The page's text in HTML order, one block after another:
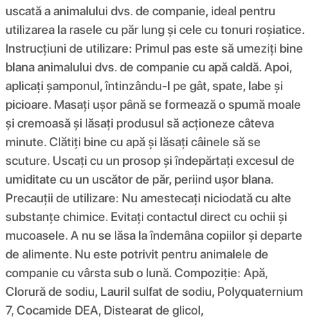
uscată a animalului dvs. de companie, ideal pentru
utilizarea la rasele cu păr lung și cele cu tonuri roșiatice.
Instrucțiuni de utilizare: Primul pas este să umeziți bine
blana animalului dvs. de companie cu apă caldă. Apoi,
aplicați șamponul, întinzându-l pe gât, spate, labe și
picioare. Masați ușor până se formează o spumă moale
și cremoasă și lăsați produsul să acționeze câteva
minute. Clătiți bine cu apă și lăsați câinele să se
scuture. Uscați cu un prosop și îndepărtați excesul de
umiditate cu un uscător de păr, periind ușor blana.
Precauții de utilizare: Nu amestecați niciodată cu alte
substanțe chimice. Evitați contactul direct cu ochii și
mucoasele. A nu se lăsa la îndemâna copiilor și departe
de alimente. Nu este potrivit pentru animalele de
companie cu vârsta sub o lună. Compoziție: Apă,
Clorură de sodiu, Lauril sulfat de sodiu, Polyquaternium
7, Cocamide DEA, Distearat de glicol,